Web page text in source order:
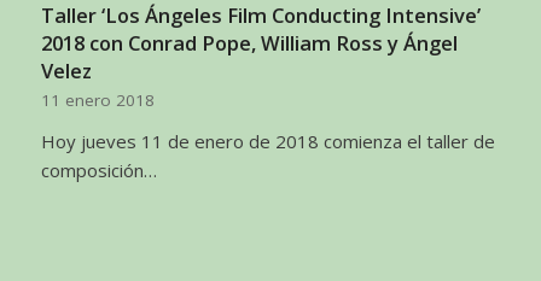
Taller ‘Los Ángeles Film Conducting Intensive’
2018 con Conrad Pope, William Ross y Ángel
Velez
11 enero 2018
Hoy jueves 11 de enero de 2018 comienza el taller de
composición…